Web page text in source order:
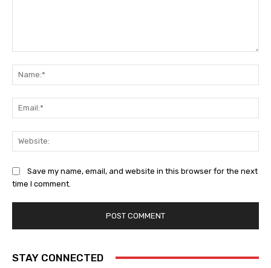
Save my name, email, and website in this browser for the next
time I comment.
STAY CONNECTED